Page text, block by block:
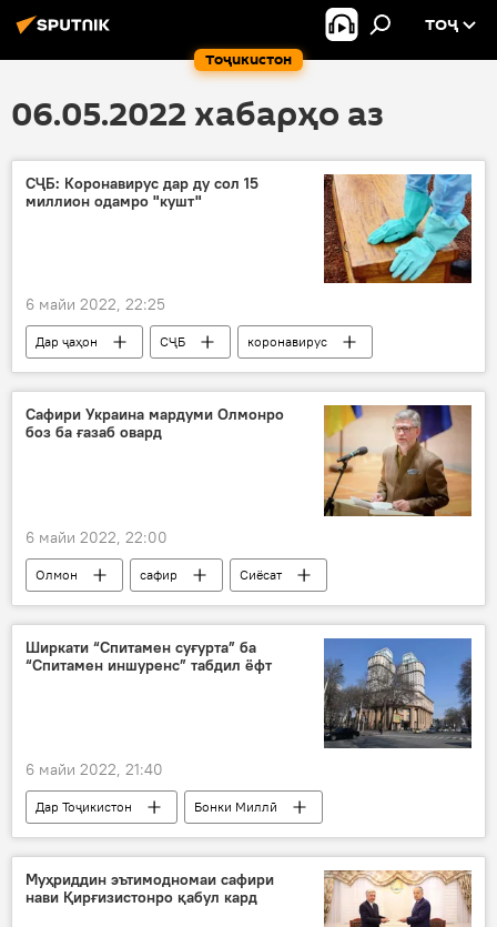
Тоҷикистон
ТОҶ
06.05.2022 хабарҳо аз
СҶБ: Коронавирус дар ду сол 15
миллион одамро "кушт"
6 майи 2022, 22:25
Дар ҷаҳон СҶБ
коронавирус
Тандурустӣ
Коронавирус дар Русия ва ҷаҳон: охирин хабару гузоришҳо
Сафири Украина мардуми Олмонро
боз ба ғазаб овард
6 майи 2022, 22:00
Олмон сафир
Сиёсат
вокуниш
Украина
Ширкати “Спитамен суғурта” ба
“Спитамен иншуренс” табдил ёфт
6 майи 2022, 21:40
Дар Тоҷикистон
Бонки Миллӣ
иҷозатнома
бонк
Иқтисод
молия
Муҳриддин эътимодномаи сафири
нави Қирғизистонро қабул кард